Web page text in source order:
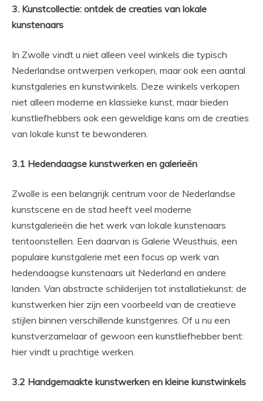
3. Kunstcollectie: ontdek de creaties van lokale
kunstenaars
In Zwolle vindt u niet alleen veel winkels die typisch
Nederlandse ontwerpen verkopen, maar ook een aantal
kunstgaleries en kunstwinkels. Deze winkels verkopen
niet alleen moderne en klassieke kunst, maar bieden
kunstliefhebbers ook een geweldige kans om de creaties
van lokale kunst te bewonderen.
3.1 Hedendaagse kunstwerken en galerieën
Zwolle is een belangrijk centrum voor de Nederlandse
kunstscene en de stad heeft veel moderne
kunstgalerieën die het werk van lokale kunstenaars
tentoonstellen. Een daarvan is Galerie Weusthuis, een
populaire kunstgalerie met een focus op werk van
hedendaagse kunstenaars uit Nederland en andere
landen. Van abstracte schilderijen tot installatiekunst: de
kunstwerken hier zijn een voorbeeld van de creatieve
stijlen binnen verschillende kunstgenres. Of u nu een
kunstverzamelaar of gewoon een kunstliefhebber bent:
hier vindt u prachtige werken.
3.2 Handgemaakte kunstwerken en kleine kunstwinkels